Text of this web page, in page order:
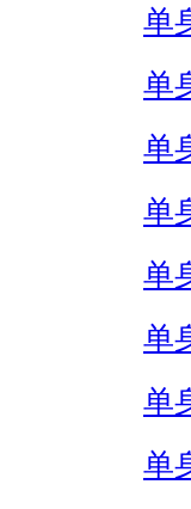
单
单
单
单
单
单
单
单